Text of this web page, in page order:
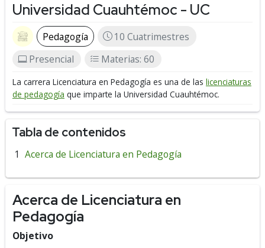
Universidad Cuauhtémoc - UC
Pedagogía
10 Cuatrimestres
Presencial
Materias: 60
La carrera Licenciatura en Pedagogía es una de las licenciaturas
de pedagogía que imparte la Universidad Cuauhtémoc.
Tabla de contenidos
Acerca de Licenciatura en Pedagogía
Acerca de Licenciatura en
Pedagogía
Objetivo